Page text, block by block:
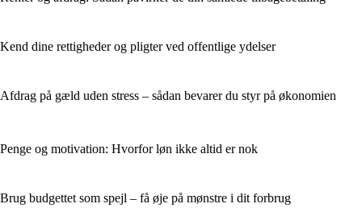
Kend dine rettigheder og pligter ved offentlige ydelser
Afdrag på gæld uden stress – sådan bevarer du styr på økonomien
Penge og motivation: Hvorfor løn ikke altid er nok
Brug budgettet som spejl – få øje på mønstre i dit forbrug